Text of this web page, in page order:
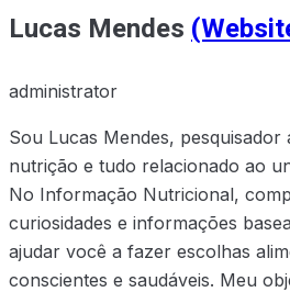
Lucas Mendes
administrator
Sou Lucas Mendes,
nutrição e tudo relacionado ao
No Informação Nutricional,
curiosidades e informações
ajudar você a fazer escolhas
conscientes e saudáveis. Meu